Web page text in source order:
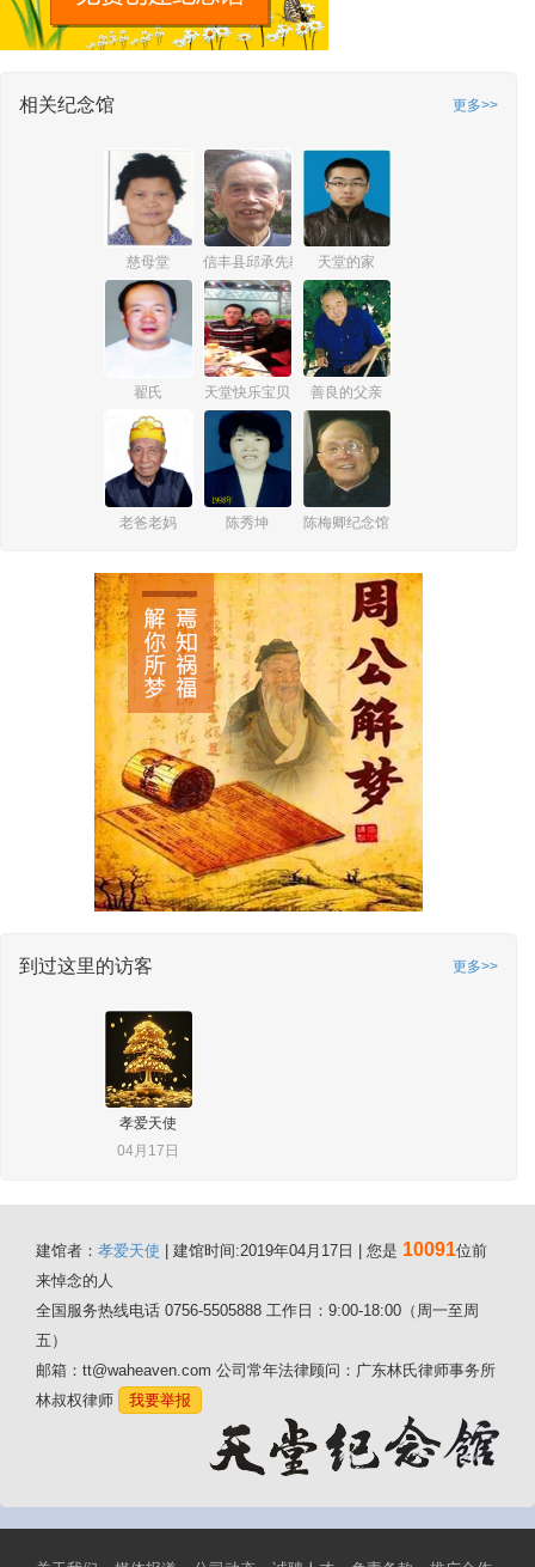
相关纪念馆 更多>>
慈母堂 信丰县邱承先教师纪念馆
天堂的家
翟氏 天堂快乐宝贝 善良的父亲
老爸老妈 陈秀坤 陈梅卿纪念馆
到过这里的访客 更多>>
孝爱天使
04月17日
建馆者： 孝爱天使 | 建馆时间:2019年04月17日 | 您是 10091位前
来悼念的人
全国服务热线电话 0756-5505888 工作日：9:00-18:00（周一至周
五）
邮箱：tt@waheaven.com 公司常年法律顾问：广东林氏律师事务所
林叔权律师
我要举报